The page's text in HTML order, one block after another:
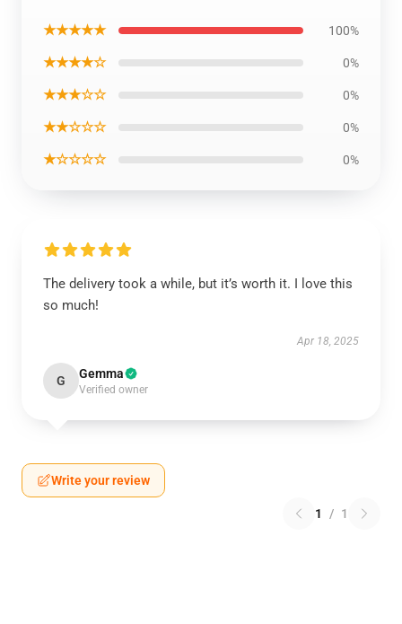
★★★★★ 100%
★★★★☆ 0%
★★★☆☆ 0%
★★☆☆☆ 0%
★☆☆☆☆ 0%
The delivery took a while, but it’s worth it. I love this
so much!
Apr 18, 2025
G Gemma
Verified owner
Write your review
1 / 1